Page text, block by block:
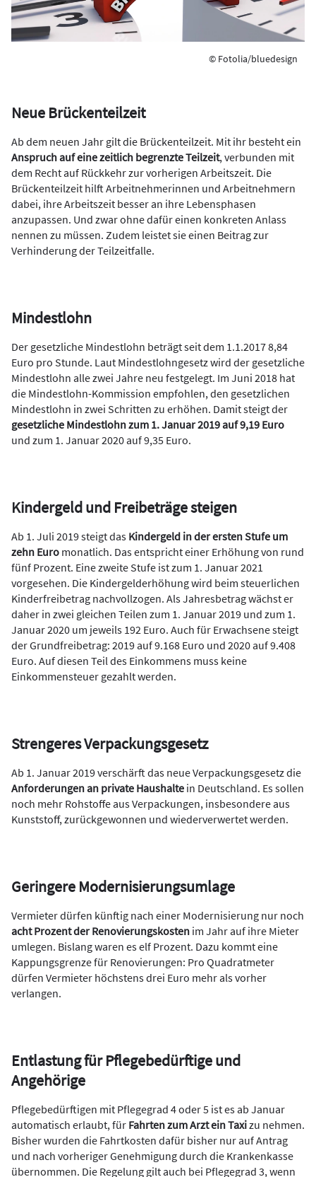
© Fotolia/bluedesign
Neue Brückenteilzeit
Ab dem neuen Jahr gilt die Brückenteilzeit. Mit ihr besteht ein
Anspruch auf eine zeitlich begrenzte Teilzeit, verbunden mit
dem Recht auf Rückkehr zur vorherigen Arbeitszeit. Die
Brückenteilzeit hilft Arbeitnehmerinnen und Arbeitnehmern
dabei, ihre Arbeitszeit besser an ihre Lebensphasen
anzupassen. Und zwar ohne dafür einen konkreten Anlass
nennen zu müssen. Zudem leistet sie einen Beitrag zur
Verhinderung der Teilzeitfalle.
Mindestlohn
Der gesetzliche Mindestlohn beträgt seit dem 1.1.2017 8,84
Euro pro Stunde. Laut Mindestlohngesetz wird der gesetzliche
Mindestlohn alle zwei Jahre neu festgelegt. Im Juni 2018 hat
die Mindestlohn-Kommission empfohlen, den gesetzlichen
Mindestlohn in zwei Schritten zu erhöhen. Damit steigt der
gesetzliche Mindestlohn zum 1. Januar 2019 auf 9,19 Euro
und zum 1. Januar 2020 auf 9,35 Euro.
Kindergeld und Freibeträge steigen
Ab 1. Juli 2019 steigt das Kindergeld in der ersten Stufe um
zehn Euro monatlich. Das entspricht einer Erhöhung von rund
fünf Prozent. Eine zweite Stufe ist zum 1. Januar 2021
vorgesehen. Die Kindergelderhöhung wird beim steuerlichen
Kinderfreibetrag nachvollzogen. Als Jahresbetrag wächst er
daher in zwei gleichen Teilen zum 1. Januar 2019 und zum 1.
Januar 2020 um jeweils 192 Euro. Auch für Erwachsene steigt
der Grundfreibetrag: 2019 auf 9.168 Euro und 2020 auf 9.408
Euro. Auf diesen Teil des Einkommens muss keine
Einkommensteuer gezahlt werden.
Strengeres Verpackungsgesetz
Ab 1. Januar 2019 verschärft das neue Verpackungsgesetz die
Anforderungen an private Haushalte in Deutschland. Es sollen
noch mehr Rohstoffe aus Verpackungen, insbesondere aus
Kunststoff, zurückgewonnen und wiederverwertet werden.
Geringere Modernisierungsumlage
Vermieter dürfen künftig nach einer Modernisierung nur noch
acht Prozent der Renovierungskosten im Jahr auf ihre Mieter
umlegen. Bislang waren es elf Prozent. Dazu kommt eine
Kappungsgrenze für Renovierungen: Pro Quadratmeter
dürfen Vermieter höchstens drei Euro mehr als vorher
verlangen.
Entlastung für Pflegebedürftige und
Angehörige
Pflegebedürftigen mit Pflegegrad 4 oder 5 ist es ab Januar
automatisch erlaubt, für Fahrten zum Arzt ein Taxizu nehmen.
Bisher wurden die Fahrtkosten dafür bisher nur auf Antrag
und nach vorheriger Genehmigung durch die Krankenkasse
übernommen. Die Regelung gilt auch bei Pflegegrad 3, wenn